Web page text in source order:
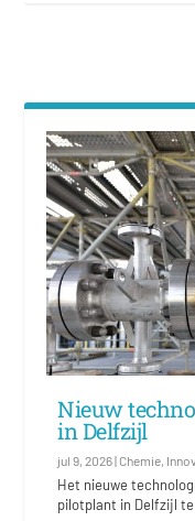
Nieuw
in Delfzijl
jul 9, 2026| Chemie,
Het nieuwe
pilotplant in Delfzijl